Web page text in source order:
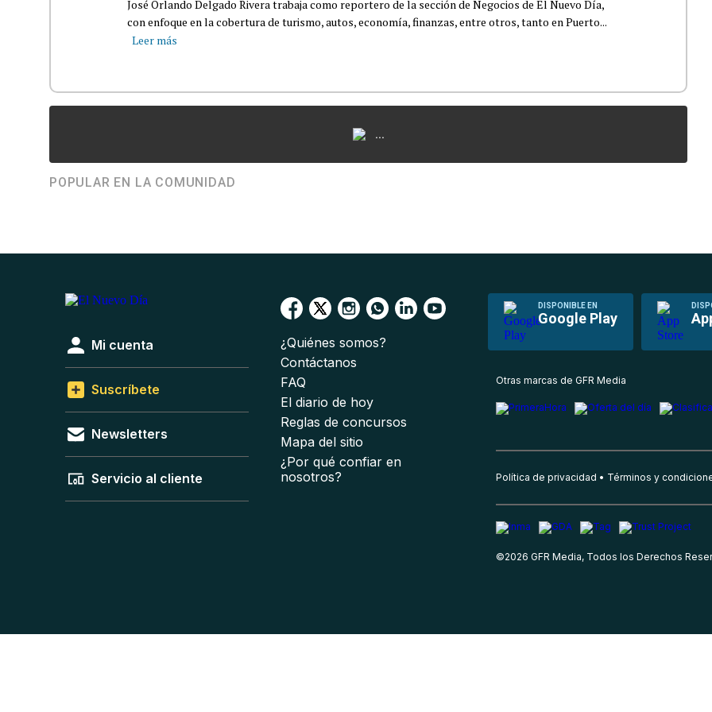
José Orlando Delgado Rivera trabaja como reportero de la sección de Negocios de El Nuevo Día,
con enfoque en la cobertura de turismo, autos, economía, finanzas, entre otros, tanto en Puerto...
Leer más
...
POPULAR EN LA COMUNIDAD
DISPONIBLE EN
Google Play
Mi cuenta
Suscríbete
Newsletters
Servicio al cliente
¿Quiénes somos?
Contáctanos
FAQ
El diario de hoy
Reglas de concursos
Mapa del sitio
¿Por qué confiar en
nosotros?
Otras marcas de GFR Media
Política de privacidad Términos y
©2026 GFR Media, Todos los Derechos